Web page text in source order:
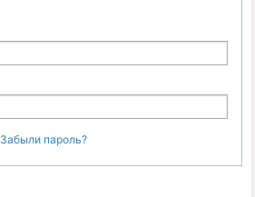
Забыли пароль?